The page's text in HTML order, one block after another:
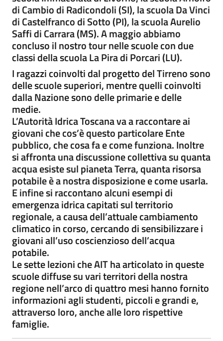
di Cambio di Radicondoli (SI), la scuola Da Vinci
di Castelfranco di Sotto (PI), la scuola Aurelio
Saffi di Carrara (MS). A maggio abbiamo
concluso il nostro tour nelle scuole con due
classi della scuola La Pira di Porcari (LU).
I ragazzi coinvolti dal progetto del Tirreno sono
delle scuole superiori, mentre quelli coinvolti
dalla Nazione sono delle primarie e delle
medie.
L’Autorità Idrica Toscana va a raccontare ai
giovani che cos’è questo particolare Ente
pubblico, che cosa fa e come funziona. Inoltre
si affronta una discussione collettiva su quanta
acqua esiste sul pianeta Terra, quanta risorsa
potabile è a nostra disposizione e come usarla.
E infine si raccontano alcuni esempi di
emergenza idrica capitati sul territorio
regionale, a causa dell’attuale cambiamento
climatico in corso, cercando di sensibilizzare i
giovani all’uso coscienzioso dell’acqua
potabile.
Le sette lezioni che AIT ha articolato in queste
scuole diffuse su vari territori della nostra
regione nell’arco di quattro mesi hanno fornito
informazioni agli studenti, piccoli e grandi e,
attraverso loro, anche alle loro rispettive
famiglie.